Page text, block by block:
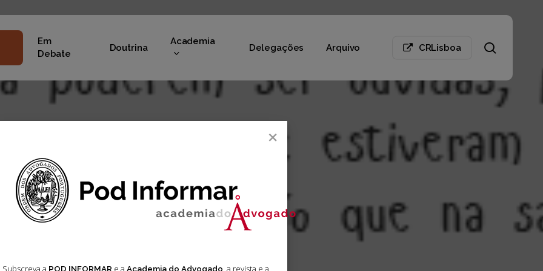
Em
Debate
Doutrina
Academia
Delegações Arquivo CRLisboa
×
Subscreva a POD INFORMAR e a Academia do Advogado , a revista e a